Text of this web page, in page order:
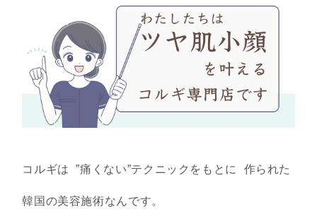
コルギは ”痛くない”テクニックをもとに 作られた
韓国の美容施術なんです。